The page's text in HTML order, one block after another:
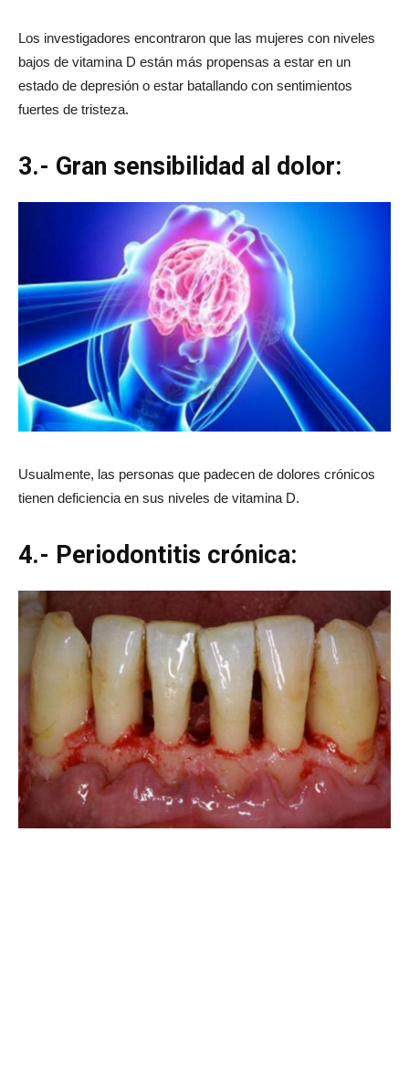
Los investigadores encontraron que las mujeres con niveles
bajos de vitamina D están más propensas a estar en un
estado de depresión o estar batallando con sentimientos
fuertes de tristeza.
3.- Gran sensibilidad al dolor:
Usualmente, las personas que padecen de dolores crónicos
tienen deficiencia en sus niveles de vitamina D.
4.- Periodontitis crónica: